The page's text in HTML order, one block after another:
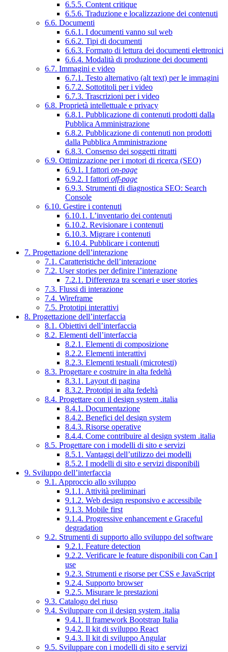
6.5.5. Content critique
6.5.6. Traduzione e localizzazione dei contenuti
6.6. Documenti
6.6.1. I documenti vanno sul web
6.6.2. Tipi di documenti
6.6.3. Formato di lettura dei documenti elettronici
6.6.4. Modalità di produzione dei documenti
6.7. Immagini e video
6.7.1. Testo alternativo (alt text) per le immagini
6.7.2. Sottotitoli per i video
6.7.3. Trascrizioni per i video
6.8. Proprietà intellettuale e privacy
6.8.1. Pubblicazione di contenuti prodotti dalla
Pubblica Amministrazione
6.8.2. Pubblicazione di contenuti non prodotti
dalla Pubblica Amministrazione
6.8.3. Consenso dei soggetti ritratti
6.9. Ottimizzazione per i motori di ricerca (SEO)
6.9.1. I fattori on-page
6.9.2. I fattori off-page
6.9.3. Strumenti di diagnostica SEO: Search
Console
6.10. Gestire i contenuti
6.10.1. L’inventario dei contenuti
6.10.2. Revisionare i contenuti
6.10.3. Migrare i contenuti
6.10.4. Pubblicare i contenuti
7. Progettazione dell’interazione
7.1. Caratteristiche dell’interazione
7.2. User stories per definire l’interazione
7.2.1. Differenza tra scenari e user stories
7.3. Flussi di interazione
7.4. Wireframe
7.5. Prototipi interattivi
8. Progettazione dell’interfaccia
8.1. Obiettivi dell’interfaccia
8.2. Elementi dell’interfaccia
8.2.1. Elementi di composizione
8.2.2. Elementi interattivi
8.2.3. Elementi testuali (microtesti)
8.3. Progettare e costruire in alta fedeltà
8.3.1. Layout di pagina
8.3.2. Prototipi in alta fedeltà
8.4. Progettare con il design system .italia
8.4.1. Documentazione
8.4.2. Benefici del design system
8.4.3. Risorse operative
8.4.4. Come contribuire al design system .italia
8.5. Progettare con i modelli di sito e servizi
8.5.1. Vantaggi dell’utilizzo dei modelli
8.5.2. I modelli di sito e servizi disponibili
9. Sviluppo dell’interfaccia
9.1. Approccio allo sviluppo
9.1.1. Attività preliminari
9.1.2. Web design responsivo e accessibile
9.1.3. Mobile first
9.1.4. Progressive enhancement e Graceful
degradation
9.2. Strumenti di supporto allo sviluppo del software
9.2.1. Feature detection
9.2.2. Verificare le feature disponibili con Can I
use
9.2.3. Strumenti e risorse per CSS e JavaScript
9.2.4. Supporto browser
9.2.5. Misurare le prestazioni
9.3. Catalogo del riuso
9.4. Sviluppare con il design system .italia
9.4.1. Il framework Bootstrap Italia
9.4.2. Il kit di sviluppo React
9.4.3. Il kit di sviluppo Angular
9.5. Sviluppare con i modelli di sito e servizi